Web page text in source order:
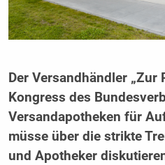
Der Versandhändler „Zur
Kongress des
Versandapotheken für
müsse über die strikte
und Apotheker